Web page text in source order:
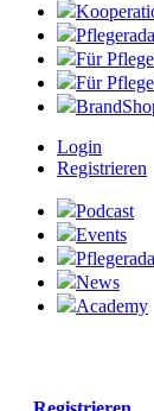
Für
Für
Login
Registrieren
Podcast
Events
News
Academy